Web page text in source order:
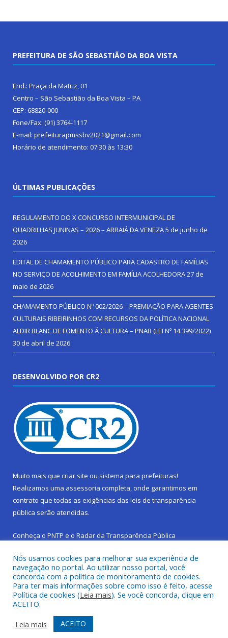
PREFEITURA DE SÃO SEBASTIÃO DA BOA VISTA
End.: Praça da Matriz, 01
Centro – São Sebastião da Boa Vista – PA
CEP: 68820-000
Fone/Fax: (91) 3764-1117
E-mail: prefeiturapmssbv2021@gmail.com
Horário de atendimento: 07:30 às 13:30
ÚLTIMAS PUBLICAÇÕES
REGULAMENTO DO X CONCURSO INTERMUNICIPAL DE
QUADRILHAS JUNINAS – 2026 – ARRAIÁ DA VENEZA5 de junho de
2026
EDITAL DE CHAMAMENTO PÚBLICO PARA CADASTRO DE FAMÍLIAS
NO SERVIÇO DE ACOLHIMENTO EM FAMÍLIA ACOLHEDORA27 de
maio de 2026
CHAMAMENTO PÚBLICO Nº 002/2026 – PREMIAÇÃO PARA AGENTES
CULTURAIS RIBEIRINHOS COM RECURSOS DA POLÍTICA NACIONAL
ALDIR BLANC DE FOMENTO Á CULTURA – PNAB (LEI Nº 14.399/2022)
30 de abril de 2026
DESENVOLVIDO POR CR2
Muito mais que criar site ou sistema para prefeituras!
Realizamos uma assessoria completa, onde garantimos em
contrato que todas as exigências das leis de transparência
pública serão atendidas.
Conheça o PNTP e o Radar da Transparência Pública
Todos os direitos reservados a Prefeitura Municipal de São
Sebastião da Boa Vista.
Frequência Online
Mapa do Site
Acessar Área Administrativa
Nós usamos cookies para melhorar sua experiência de
navegação no portal. Ao utilizar nosso portal, você
concorda com a política de monitoramento de cookies.
Para ter mais informações sobre como isso é feito, acesse
Política de cookies (Leia mais). Se você concorda, clique em
ACEITO.
Leia mais
ACEITO